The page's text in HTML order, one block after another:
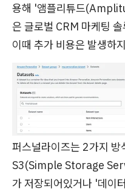
용해 '앰플리튜드
은 글로벌 CRM 마케팅
이때 추가 비용은 발생하
퍼스널라이즈는 2가지
S3(Simple Storage
가 저장되어있거나 '데